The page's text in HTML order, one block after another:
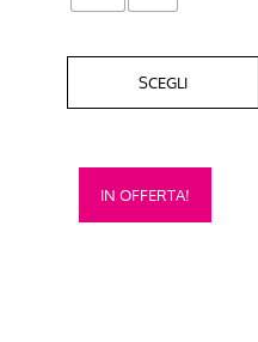
SCEGLI
IN OFFERTA!
Questo
prodotto